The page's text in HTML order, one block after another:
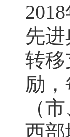
先
转移
励
（
西部